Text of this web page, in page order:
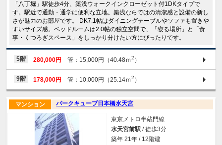
「八丁堀」駅徒歩4分、築浅ウォークインクローゼット付1DKタイプで
す。駅近で通勤・通学に便利な立地。築浅ならではの清潔感と設備の新し
さが魅力のお部屋です。 DK7.1帖はダイニングテーブルやソファも置きや
すいサイズ感。ベッドルームは2.0帖の独立空間で、「寝る場所」と「食
事・くつろぎスペース」をしっかり分けたい方にぴったりです。
5階 280,000円 管：15,000円（40.48ｍ2 ）
9階 178,000円 管：10,000円（25.14ｍ2 ）
パークキューブ日本橋水天宮
マンション
東京メトロ半蔵門線
水天宮前駅 / 徒歩3分
築年 21年 / 12階建